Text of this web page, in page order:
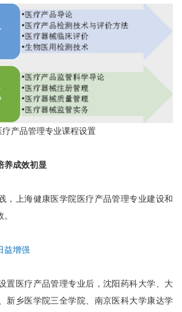
疗产品管理专业课程设置
养成效初显
上海健康医学院医疗产品管理专业建设和
益增强
医疗产品管理专业后，沈阳药科大学、大
新乡医学院三全学院、南京医科大学康达学